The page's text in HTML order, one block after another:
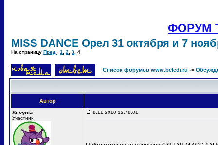
ФОРУМ
MISS DANCE Орел 31 октября и 7
На страницу Пред. 1 2 3 4
Список форумов www.beledi.ru ->
Автор
Sovynia
Участник
9.11.2010 12:49:01